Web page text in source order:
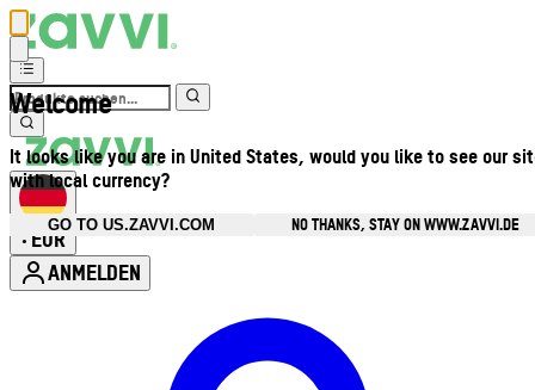
Welcome
It looks like you are in United States, would you like to see our
with local currency?
GO TO US.ZAVVI.COM
NO THANKS, STAY ON WWW.ZAVVI.DE
• EUR
ANMELDEN